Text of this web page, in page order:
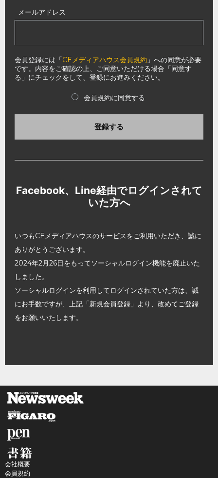
メールアドレス
会員登録には「CEメディアハウス会員規約 」への同意が必要
です。内容をご確認の上、ご同意いただける場合「同意す
る」にチェックをして、登録にお進みください。
会員規約に同意する
登録する
Facebook、Line経由でログインされて
いた方へ
いつもCEメディアハウスのサービスをご利用いただき、誠に
ありがとうございます。
2024年2月26日をもってソーシャルログイン機能を廃止いた
しました。
ソーシャルログインを利用してログインされていた方は、誠
にお手数ですが、上記「新規会員登録」より、改めてご登録
をお願いいたします。
会社概要
会員規約